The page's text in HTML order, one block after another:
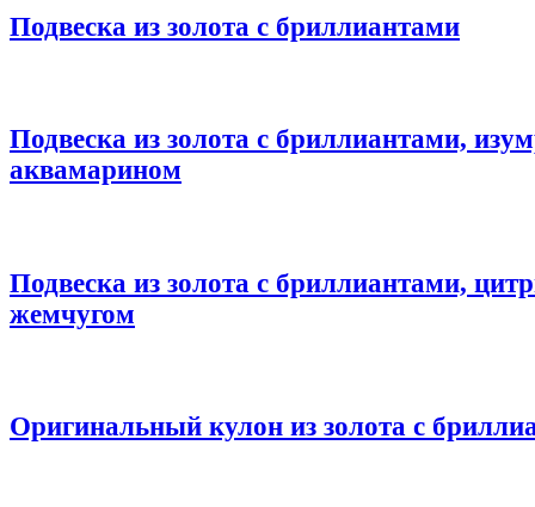
Подвеска из золота с бриллиантами
Подвеска из золота с бриллиантами,
аквамарином
Подвеска из золота с бриллиантами,
жемчугом
Оригинальный кулон из золота с